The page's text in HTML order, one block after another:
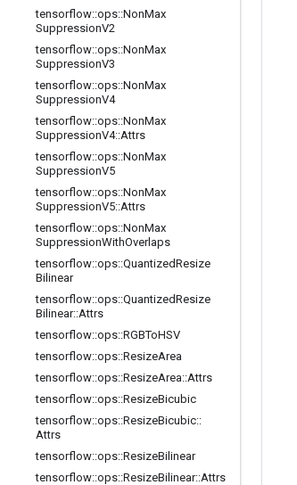
tensorflow::ops::NonMax
SuppressionV2
tensorflow::ops::NonMax
SuppressionV3
tensorflow::ops::NonMax
SuppressionV4
tensorflow::ops::NonMax
SuppressionV4::Attrs
tensorflow::ops::NonMax
SuppressionV5
tensorflow::ops::NonMax
SuppressionV5::Attrs
tensorflow::ops::NonMax
SuppressionWithOverlaps
tensorflow::ops::QuantizedResize
Bilinear
tensorflow::ops::QuantizedResize
Bilinear::Attrs
tensorflow::ops::RGBToHSV
tensorflow::ops::ResizeArea
tensorflow::ops::ResizeArea::Attrs
tensorflow::ops::ResizeBicubic
tensorflow::ops::ResizeBicubic::
Attrs
tensorflow::ops::ResizeBilinear
tensorflow::ops::ResizeBilinear::Attrs